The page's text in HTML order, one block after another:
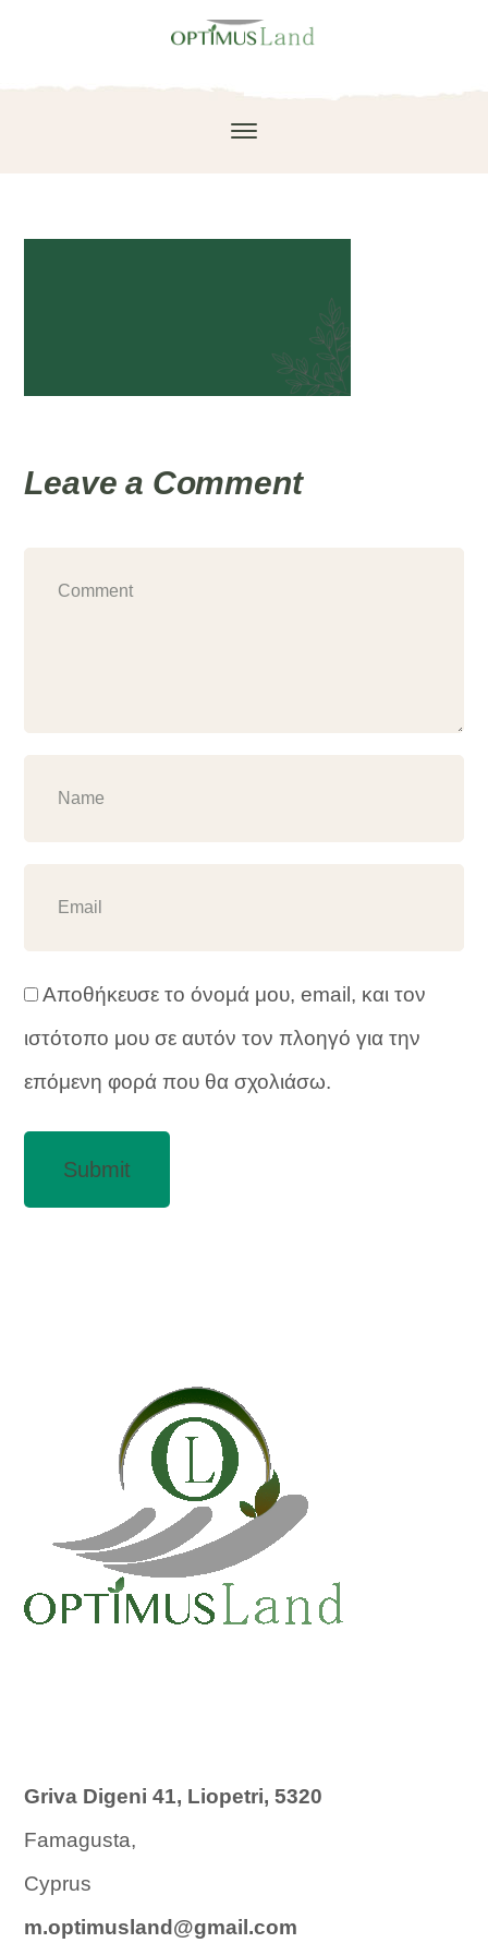
Leave a Comment
Αποθήκευσε το όνομά μου, email, και τον
ιστότοπο μου σε αυτόν τον πλοηγό για την
επόμενη φορά που θα σχολιάσω.
Griva Digeni 41, Liopetri, 5320
Famagusta,
Cyprus
m.optimusland@gmail.com